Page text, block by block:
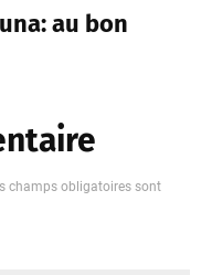
au bon
champs obligatoires sont